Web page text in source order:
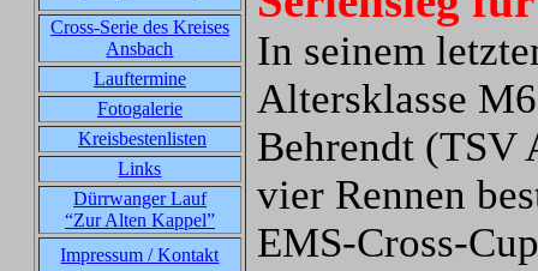
Cross-Serie des Kreises
Ansbach
Lauftermine
Fotogalerie
Kreisbestenlisten
Links
Dürrwanger Lauf
“Zur Alten Kappel”
Impressum / Kontakt
In seinem
Altersklasse
Behrendt (TSV
vier Rennen
EMS-Cross-